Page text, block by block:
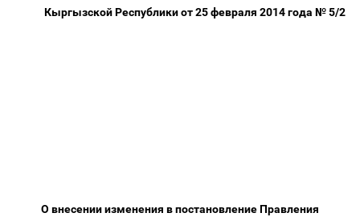
Кыргызской Республики от 25 февраля 2014 года № 5/2
О внесении изменения в постановление Правления